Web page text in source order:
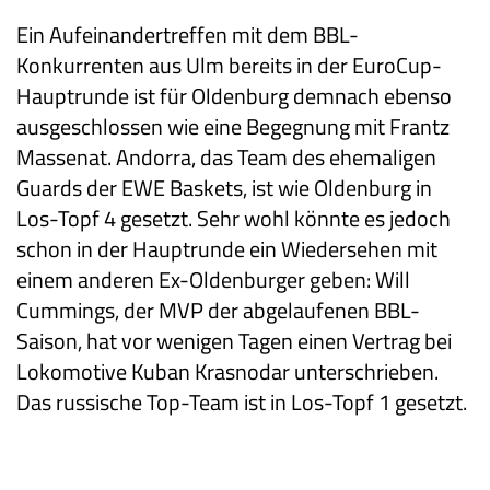
Ein Aufeinandertreffen mit dem BBL-
Konkurrenten aus Ulm bereits in der EuroCup-
Hauptrunde ist für Oldenburg demnach ebenso
ausgeschlossen wie eine Begegnung mit Frantz
Massenat. Andorra, das Team des ehemaligen
Guards der EWE Baskets, ist wie Oldenburg in
Los-Topf 4 gesetzt. Sehr wohl könnte es jedoch
schon in der Hauptrunde ein Wiedersehen mit
einem anderen Ex-Oldenburger geben: Will
Cummings, der MVP der abgelaufenen BBL-
Saison, hat vor wenigen Tagen einen Vertrag bei
Lokomotive Kuban Krasnodar unterschrieben.
Das russische Top-Team ist in Los-Topf 1 gesetzt.